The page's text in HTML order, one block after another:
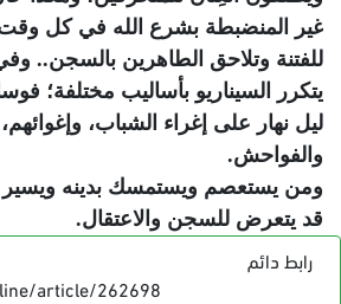
غير المنضبطة بشرع الله في كل
للفتنة وتلاحق الطاهرين بالسجن..
يتكرر السيناريو بأساليب مختلفة؛
ليل نهار على إغراء الشباب،
والفواحش.
ومن يستعصم ويستمسك بدينه
قد يتعرض للسجن والاعتقال.
رابط دائم
article/262698